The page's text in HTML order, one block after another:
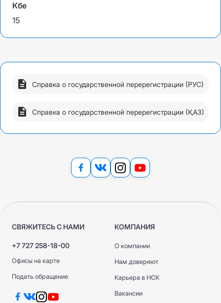
Кбе
15
Справка о государственной перерегистрации (РУС)
Справка о государственной перерегистрации (ҚАЗ)
СВЯЖИТЕСЬ С НАМИ
+7 727 258-18-00
Офисы на карте
Подать обращение
КОМПАНИЯ
О компании
Нам доверяют
Карьера в НСК
Вакансии